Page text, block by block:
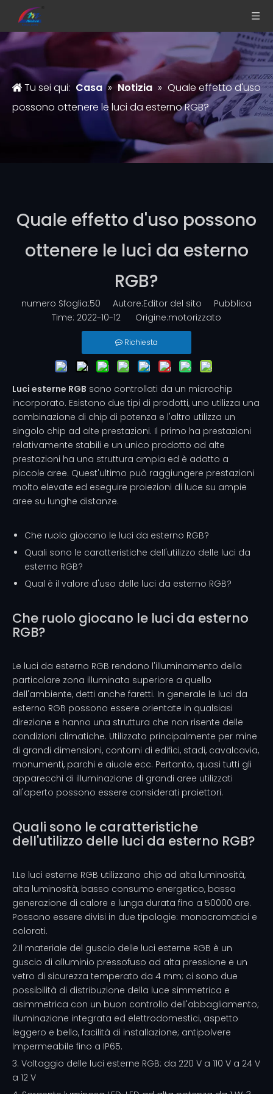
Tu sei qui: Casa » Notizia » Quale effetto d'uso
possono ottenere le luci da esterno RGB?
Quale effetto d'uso possono
ottenere le luci da esterno
RGB?
numero Sfoglia:50 Autore:Editor del sito Pubblica
Time: 2022-10-12 Origine:motorizzato
Richiesta
Luci esterne RGB sono controllati da un microchip
incorporato. Esistono due tipi di prodotti, uno utilizza una
combinazione di chip di potenza e l'altro utilizza un
singolo chip ad alte prestazioni. Il primo ha prestazioni
relativamente stabili e un unico prodotto ad alte
prestazioni ha una struttura ampia ed è adatto a
piccole aree. Quest'ultimo può raggiungere prestazioni
molto elevate ed eseguire proiezioni di luce su ampie
aree su lunghe distanze.
Che ruolo giocano le luci da esterno RGB?
Quali sono le caratteristiche dell'utilizzo delle luci da
esterno RGB?
Qual è il valore d'uso delle luci da esterno RGB?
Che ruolo giocano le luci da esterno
RGB?
Le luci da esterno RGB rendono l'illuminamento della
particolare zona illuminata superiore a quello
dell'ambiente, detti anche faretti. In generale le luci da
esterno RGB possono essere orientate in qualsiasi
direzione e hanno una struttura che non risente delle
condizioni climatiche. Utilizzato principalmente per mine
di grandi dimensioni, contorni di edifici, stadi, cavalcavia,
monumenti, parchi e aiuole ecc. Pertanto, quasi tutti gli
apparecchi di illuminazione di grandi aree utilizzati
all'aperto possono essere considerati proiettori.
Quali sono le caratteristiche
dell'utilizzo delle luci da esterno RGB?
1.Le luci esterne RGB utilizzano chip ad alta luminosità,
alta luminosità, basso consumo energetico, bassa
generazione di calore e lunga durata fino a 50000 ore.
Possono essere divisi in due tipologie: monocromatici e
colorati.
2.Il materiale del guscio delle luci esterne RGB è un
guscio di alluminio pressofuso ad alta pressione e un
vetro di sicurezza temperato da 4 mm; ci sono due
possibilità di distribuzione della luce simmetrica e
asimmetrica con un buon controllo dell'abbagliamento;
illuminazione integrata ed elettrodomestici, aspetto
leggero e bello, facilità di installazione; antipolvere
Impermeabile fino a IP65.
3. Voltaggio delle luci esterne RGB: da 220 V a 110 V a 24 V
a 12 V